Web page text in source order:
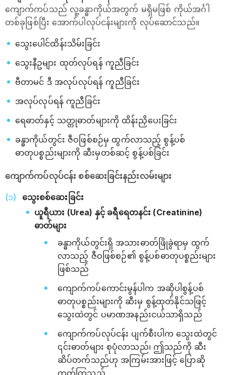
ကျောက်ကပ်သည် လူ့ခန္ဓာကိုယ်အတွက် မရှိမဖြစ် ကိုယ်အင်္ဂါ
တစ်ခုဖြစ်ပြီး အောက်ပါလုပ်ငန်းများကို လုပ်ဆောင်သည်။
သွေးပေါင်ထိန်းသိမ်းခြင်း
သွေးနီဥများ ထုတ်လုပ်ရန် ကူညီခြင်း
ဗီတာမင် ဒီ အလုပ်လုပ်ရန် ကူညီခြင်း
အလုပ်လုပ်ရန် ကူညီခြင်း
ရေဓာတ်နှင့် သတ္တုဓာတ်များကို ထိန်းညှိပေးခြင်း
ခန္ဓာကိုယ်တွင်း ဇီဝဖြစ်စဉ်မှ ထွက်လာသည့် စွန့်ပစ်
ဓာတုပစ္စည်းများကို ဆီးမှတစ်ဆင့် စွန့်ပစ်ခြင်း
ကျောက်ကပ်လုပ်ငန်း စစ်ဆေးခြင်းနည်းလမ်းများ
သွေးစစ်ဆေးခြင်း
ယူရီယား (Urea) နှင့် ခရီရေတနင်း (Creatinine)
ဓာတ်များ
ခန္ဓာကိုယ်တွင်းရှိ အသားဓာတ်ဖြိုခွဲရာမှ ထွက်
လာသည့် ဇီဝဖြစ်စဉ်၏ စွန့်ပစ်ဓာတုပစ္စည်းများ
ဖြစ်သည်
ကျောက်ကပ်ကောင်းမွန်ပါက အဆိုပါစွန့်ပစ်
ဓာတုပစ္စည်းများကို ဆီးမှ စွန့်ထုတ်နိုင်သဖြင့်
သွေးထဲတွင် ပမာဏအနည်းငယ်သာရှိသည်
ကျောက်ကပ်လုပ်ငန်း ပျက်စီးပါက သွေးထဲတွင်
၎င်းဓာတ်များ စုပုံလာသည်၊ ဤသည်ကို ဆီး
ဆိပ်တက်သည်ဟု အကြမ်းအားဖြင့် ပြောဆို
တတ်ကြသည်